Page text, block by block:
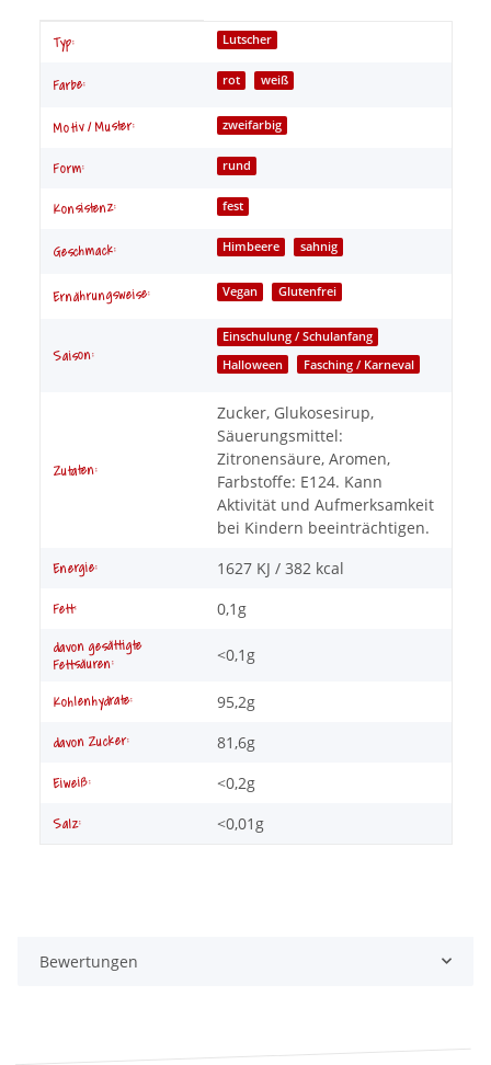
Produkteigenschaft
Wert
Typ: Lutscher
Farbe: rot weiß
Motiv / Muster: zweifarbig
Form: rund
Konsistenz: fest
Geschmack: Himbeere sahnig
Ernährungsweise: Vegan Glutenfrei
Saison:
Einschulung / Schulanfang
Halloween
Fasching / Karneval
Zutaten:
Zucker, Glukosesirup,
Säuerungsmittel:
Zitronensäure, Aromen,
Farbstoffe: E124. Kann
Aktivität und Aufmerksamkeit
bei Kindern beeinträchtigen.
Energie: 1627 KJ / 382 kcal
Fett: 0,1g
davon gesättigte
Fettsäuren:
<0,1g
Kohlenhydrate: 95,2g
davon Zucker: 81,6g
Eiweiß: <0,2g
Salz: <0,01g
Bewertungen